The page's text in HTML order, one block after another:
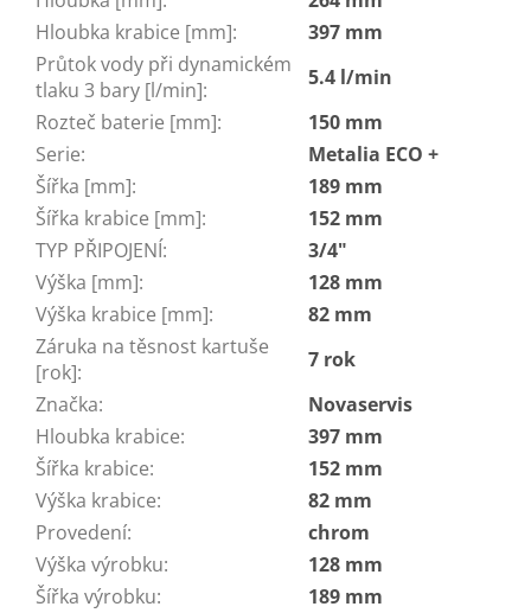
Hloubka krabice [mm]:
397 mm
Průtok vody při dynamickém
tlaku 3 bary [l/min]:
5.4 l/min
Rozteč baterie [mm]:
150 mm
Serie:
Metalia ECO +
Šířka [mm]:
189 mm
Šířka krabice [mm]:
152 mm
TYP PŘIPOJENÍ:
3/4"
Výška [mm]:
128 mm
Výška krabice [mm]:
82 mm
Záruka na těsnost kartuše
[rok]:
7 rok
Značka:
Novaservis
Hloubka krabice:
397 mm
Šířka krabice:
152 mm
Výška krabice:
82 mm
Provedení:
chrom
Výška výrobku:
128 mm
Šířka výrobku:
189 mm